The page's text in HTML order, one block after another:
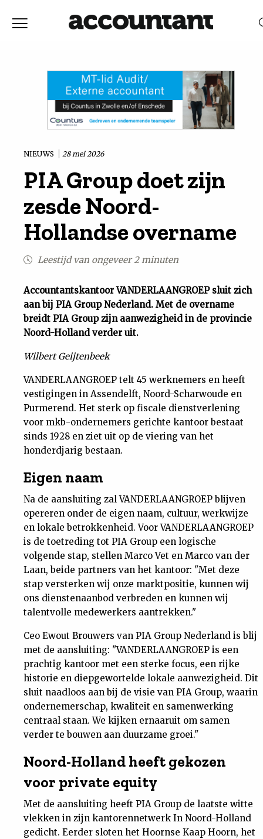
Discussie
Vaktechniek
Achtergrond
Feiten
Cijfers
Tuchtrecht
Magazine
Podcast
Dossiers
Nieuwsbrief
Contact
NIEUWS 28 mei 2026
PIA Group doet zijn
zesde Noord-
Hollandse overname
Leestijd van ongeveer 2 minuten
Accountantskantoor VANDERLAANGROEP sluit zich
aan bij PIA Group Nederland. Met de overname
breidt PIA Group zijn aanwezigheid in de provincie
Noord-Holland verder uit.
Wilbert Geijtenbeek
VANDERLAANGROEP telt 45 werknemers en heeft
vestigingen in Assendelft, Noord-Scharwoude en
Purmerend. Het sterk op fiscale dienstverlening
voor mkb-ondernemers gerichte kantoor bestaat
sinds 1928 en ziet uit op de viering van het
honderdjarig bestaan.
Eigen naam
Na de aansluiting zal VANDERLAANGROEP blijven
opereren onder de eigen naam, cultuur, werkwijze
en lokale betrokkenheid. Voor VANDERLAANGROEP
is de toetreding tot PIA Group een logische
volgende stap, stellen Marco Vet en Marco van der
Laan, beide partners van het kantoor: "Met deze
stap versterken wij onze marktpositie, kunnen wij
ons dienstenaanbod verbreden en kunnen wij
talentvolle medewerkers aantrekken."
Ceo Ewout Brouwers van PIA Group Nederland is blij
met de aansluiting: "VANDERLAANGROEP is een
prachtig kantoor met een sterke focus, een rijke
historie en diepgewortelde lokale aanwezigheid. Dit
sluit naadloos aan bij de visie van PIA Group, waarin
ondernemerschap, kwaliteit en samenwerking
centraal staan. We kijken ernaaruit om samen
verder te bouwen aan duurzame groei."
Noord-Holland heeft gekozen
voor private equity
Met de aansluiting heeft PIA Group de laatste witte
vlekken in zijn kantorennetwerk In Noord-Holland
gedicht. Eerder sloten het Hoornse Kaap Hoorn, het
RELEVANTIEDATUM